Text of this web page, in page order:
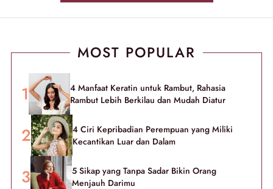
MOST POPULAR
4 Manfaat Keratin untuk Rambut, Rahasia
Rambut Lebih Berkilau dan Mudah Diatur
4 Ciri Kepribadian Perempuan yang Miliki
Kecantikan Luar dan Dalam
5 Sikap yang Tanpa Sadar Bikin Orang
Menjauh Darimu